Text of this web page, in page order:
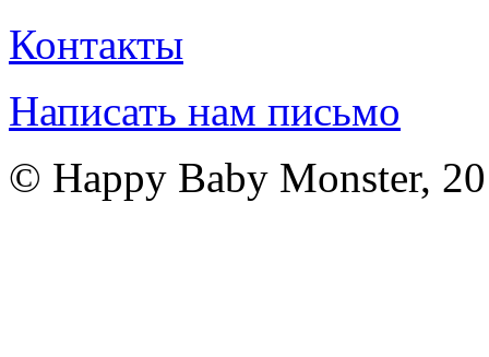
Контакты
Написать нам письмо
© Happy Baby Monster,